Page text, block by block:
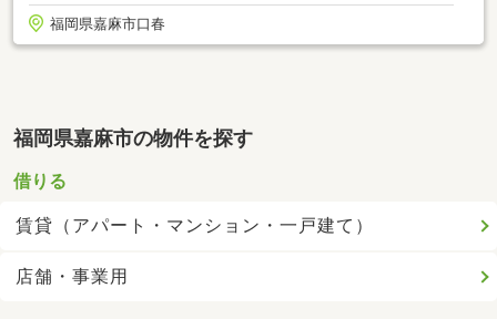
福岡県嘉麻市口春
福岡県嘉麻市の物件を探す
借りる
賃貸（アパート・マンション・一戸建て）
店舗・事業用